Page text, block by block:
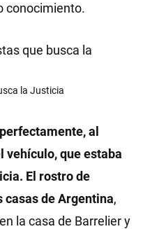
conocimiento.
la Justicia
al
que estaba
El rostro de
casas de Argentina,
la casa de Barrelier y